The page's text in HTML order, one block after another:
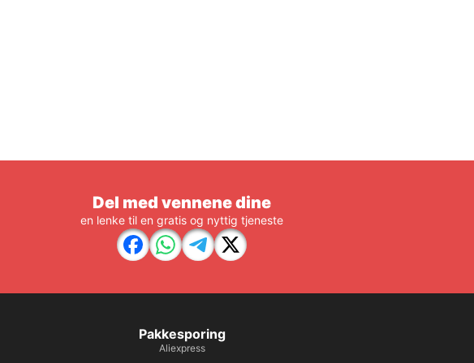
Del med vennene dine
en lenke til en gratis og nyttig tjeneste
Pakkesporing
Aliexpress